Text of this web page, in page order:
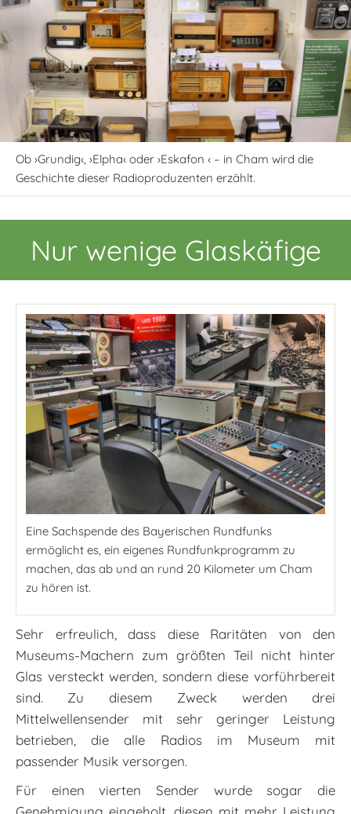
Ob ›Grundig‹, ›Elpha‹ oder ›Eskafon ‹ – in Cham wird die
Geschichte dieser Radioproduzenten erzählt.
Nur wenige Glaskäfige
Eine Sachspende des Bayerischen Rundfunks
ermöglicht es, ein eigenes Rundfunkprogramm zu
machen, das ab und an rund 20 Kilometer um Cham
zu hören ist.
Sehr erfreulich, dass diese Raritäten von den
Museums-Machern zum größten Teil nicht hinter
Glas versteckt werden, sondern diese vorführbereit
sind. Zu diesem Zweck werden drei
Mittelwellensender mit sehr geringer Leistung
betrieben, die alle Radios im Museum mit
passender Musik versorgen.
Für einen vierten Sender wurde sogar die